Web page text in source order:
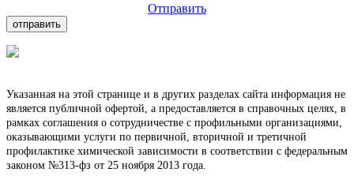
Отправить
Указанная на этой странице и в других разделах сайта информация не
является публичной офертой, а предоставляется в справочных целях, в
рамках соглашения о сотрудничестве с профильными организациями,
оказывающими услуги по первичной, вторичной и третичной
профилактике химической зависимости в соответствии с федеральным
законом №313-фз от 25 ноября 2013 года.